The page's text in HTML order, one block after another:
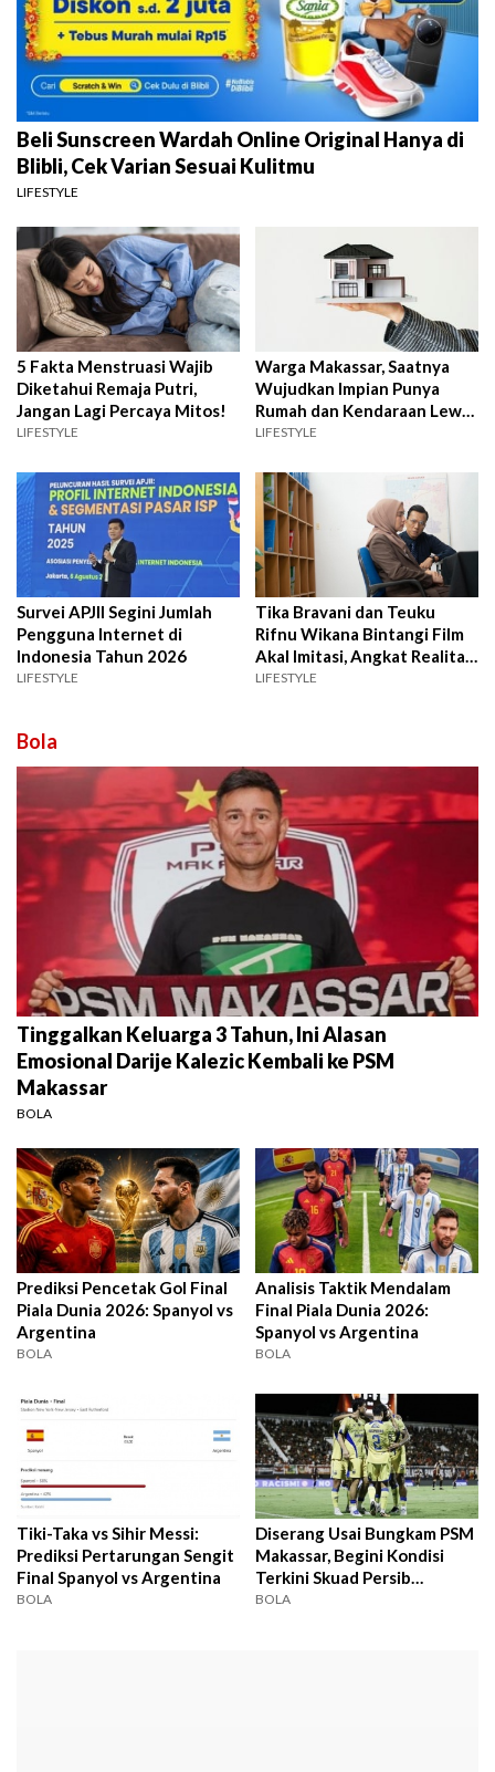
Beli Sunscreen Wardah Online Original Hanya di
Blibli, Cek Varian Sesuai Kulitmu
LIFESTYLE
5 Fakta Menstruasi Wajib
Diketahui Remaja Putri,
Jangan Lagi Percaya Mitos!
LIFESTYLE
Warga Makassar, Saatnya
Wujudkan Impian Punya
Rumah dan Kendaraan Lewat
BRI Consumer Expo 2026
LIFESTYLE
Survei APJII Segini Jumlah
Pengguna Internet di
Indonesia Tahun 2026
LIFESTYLE
Tika Bravani dan Teuku
Rifnu Wikana Bintangi Film
Akal Imitasi, Angkat Realita
Kecerdasan Buatan
LIFESTYLE
Bola
Tinggalkan Keluarga 3 Tahun, Ini Alasan
Emosional Darije Kalezic Kembali ke PSM
Makassar
BOLA
Prediksi Pencetak Gol Final
Piala Dunia 2026: Spanyol vs
Argentina
BOLA
Analisis Taktik Mendalam
Final Piala Dunia 2026:
Spanyol vs Argentina
BOLA
Tiki-Taka vs Sihir Messi:
Prediksi Pertarungan Sengit
Final Spanyol vs Argentina
BOLA
Diserang Usai Bungkam PSM
Makassar, Begini Kondisi
Terkini Skuad Persib
Bandung
BOLA